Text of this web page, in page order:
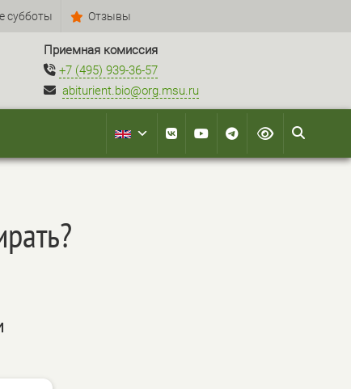
субботы Отзывы
Приемная комиссия
+7 (495) 939-36-57
abiturient.bio@org.msu.ru